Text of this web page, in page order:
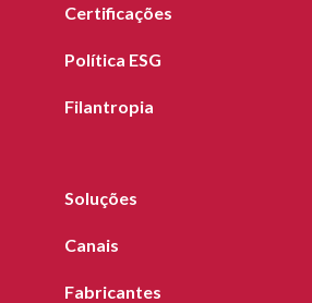
Certificações
Política ESG
Filantropia
Soluções
Canais
Fabricantes